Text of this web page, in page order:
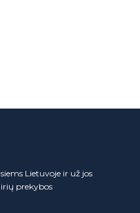
Lietuvoje ir už jos
prekybos